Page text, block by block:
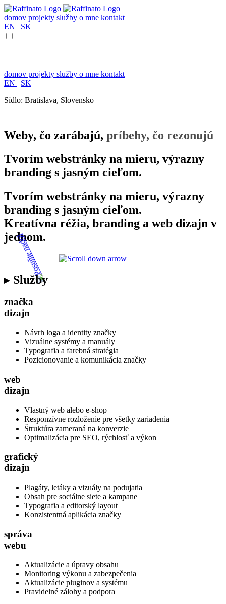
domov projekty služby o mne kontakt
EN | SK
domov projekty služby o mne kontakt
EN | SK
Sídlo: Bratislava, Slovensko
Weby, čo zarábajú, príbehy, čo rezonujú
Tvorím webstránky na mieru, výrazny
branding s jasným cieľom.
Tvorím webstránky na mieru, výrazny
branding s jasným cieľom.
Kreatívna réžia, branding a web dizajn v
jednom.
Služby
značka
dizajn
Návrh loga a identity značky
Vizuálne systémy a manuály
Typografia a farebná stratégia
Pozicionovanie a komunikácia značky
web
dizajn
Vlastný web alebo e-shop
Responzívne rozloženie pre všetky zariadenia
Štruktúra zameraná na konverzie
Optimalizácia pre SEO, rýchlosť a výkon
grafický
dizajn
Plagáty, letáky a vizuály na podujatia
Obsah pre sociálne siete a kampane
Typografia a editorský layout
Konzistentná aplikácia značky
správa
webu
Aktualizácie a úpravy obsahu
Monitoring výkonu a zabezpečenia
Aktualizácie pluginov a systému
Pravidelné zálohy a podpora